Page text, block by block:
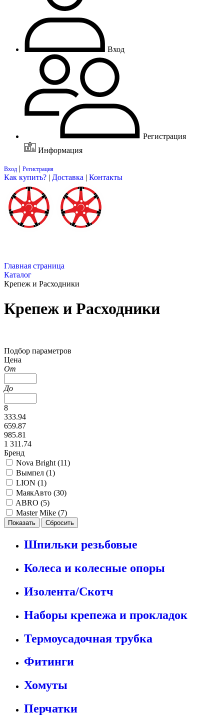
Вход
Регистрация
Информация
Вход | Регистрация
Как купить? | Доставка | Контакты
Главная страница
Каталог
Крепеж и Расходники
Крепеж и Расходники
Подбор параметров
Цена
От
До
8
333.94
659.87
985.81
1 311.74
Бренд
Nova Bright (11)
Вымпел (1)
LION (1)
МаякАвто (30)
ABRO (5)
Master Mike (7)
Шпильки резьбовые
Колеса и колесные опоры
Изолента/Скотч
Наборы крепежа и прокладок
Термоусадочная трубка
Фитинги
Хомуты
Перчатки